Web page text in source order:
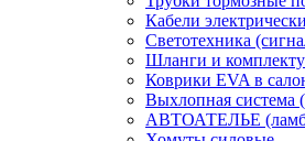
Кабели
Светотехника
Шланги и
Коврики EVA в
Выхлопная система
АВТОАТЕЛЬЕ